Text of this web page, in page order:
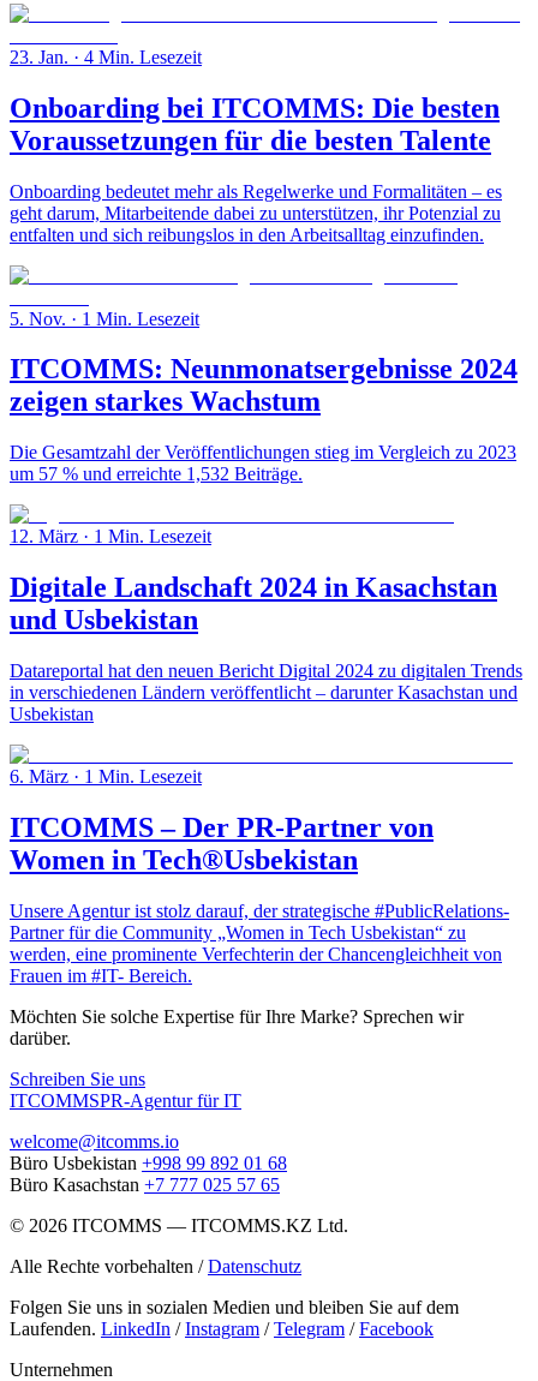
23. Jan. · 4 Min. Lesezeit
Onboarding bei ITCOMMS: Die besten
Voraussetzungen für die besten Talente
Onboarding bedeutet mehr als Regelwerke und Formalitäten – es
geht darum, Mitarbeitende dabei zu unterstützen, ihr Potenzial zu
entfalten und sich reibungslos in den Arbeitsalltag einzufinden.
5. Nov. · 1 Min. Lesezeit
ITCOMMS: Neunmonatsergebnisse 2024
zeigen starkes Wachstum
Die Gesamtzahl der Veröffentlichungen stieg im Vergleich zu 2023
um 57 % und erreichte 1,532 Beiträge.
12. März · 1 Min. Lesezeit
Digitale Landschaft 2024 in Kasachstan
und Usbekistan
Datareportal hat den neuen Bericht Digital 2024 zu digitalen Trends
in verschiedenen Ländern veröffentlicht – darunter Kasachstan und
Usbekistan
6. März · 1 Min. Lesezeit
ITCOMMS – Der PR-Partner von
Women in Tech®Usbekistan
Unsere Agentur ist stolz darauf, der strategische #PublicRelations-
Partner für die Community „Women in Tech Usbekistan“ zu
werden, eine prominente Verfechterin der Chancengleichheit von
Frauen im #IT- Bereich.
Möchten Sie solche Expertise für Ihre Marke? Sprechen wir
darüber.
Schreiben Sie uns
ITCOMMSPR-Agentur für IT
welcome@itcomms.io
Büro Usbekistan +998 99 892 01 68
Büro Kasachstan +7 777 025 57 65
© 2026 ITCOMMS — ITCOMMS.KZ Ltd.
Alle Rechte vorbehalten / Datenschutz
Folgen Sie uns in sozialen Medien und bleiben Sie auf dem
Laufenden. LinkedIn /Instagram /Telegram /Facebook
Unternehmen